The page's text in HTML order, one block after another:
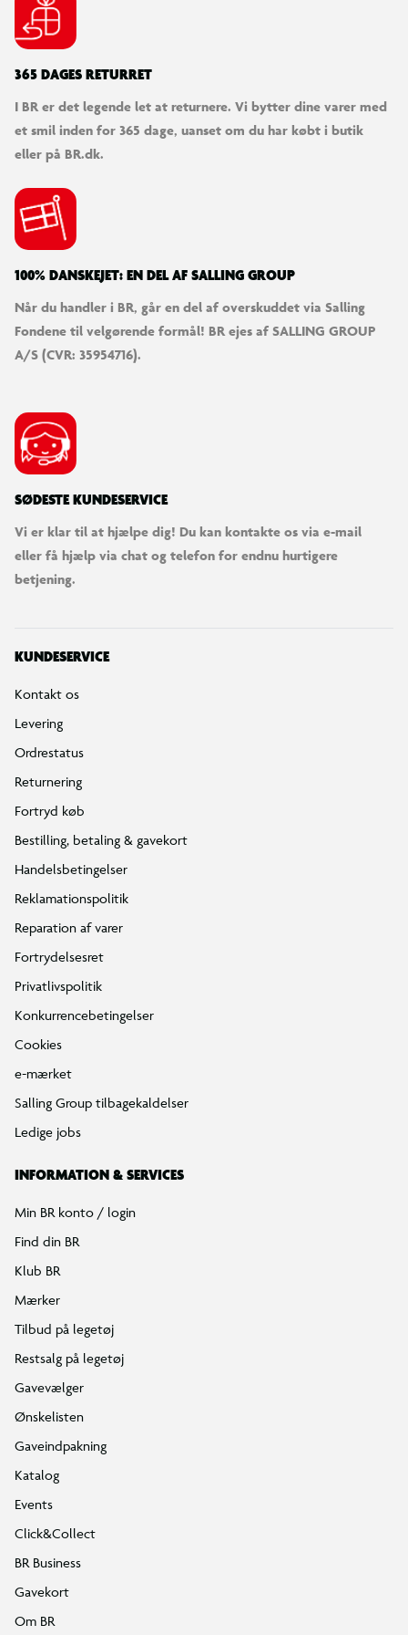
365 DAGES RETURRET
I BR er det legende let at returnere. Vi bytter dine varer med
et smil inden for 365 dage, uanset om du har købt i butik
eller på BR.dk.
100% DANSKEJET: EN DEL AF SALLING GROUP
Når du handler i BR, går en del af overskuddet via Salling
Fondene til velgørende formål! BR ejes af SALLING GROUP
A/S (CVR: 35954716).
SØDESTE KUNDESERVICE
Vi er klar til at hjælpe dig! Du kan kontakte os via e-mail
eller få hjælp via chat og telefon for endnu hurtigere
betjening.
KUNDESERVICE
Kontakt os
Levering
Ordrestatus
Returnering
Fortryd køb
Bestilling, betaling & gavekort
Handelsbetingelser
Reklamationspolitik
Reparation af varer
Fortrydelsesret
Privatlivspolitik
Konkurrencebetingelser
Cookies
e-mærket
Salling Group tilbagekaldelser
Ledige jobs
INFORMATION & SERVICES
Min BR konto / login
Find din BR
Klub BR
Mærker
Tilbud på legetøj
Restsalg på legetøj
Gavevælger
Ønskelisten
Gaveindpakning
Katalog
Events
Click&Collect
BR Business
Gavekort
Om BR